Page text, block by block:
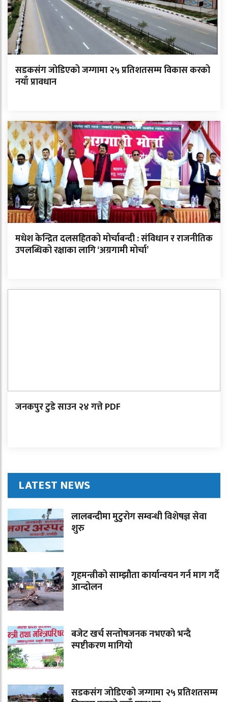
सडकसंग जोडिएको जग्गामा २५ प्रतिशतसम्म विकास करको
नयाँ प्रावधान
मधेश केन्द्रित दलसहितको मोर्चाबन्दी : संविधान र राजनीतिक
उपलब्धिको रक्षाका लागि ‘अग्रगामी मोर्चा’
जनकपुर टुडे साउन २४ गत्ते PDF
LATEST NEWS
लालबन्दीमा मुटुरोग सम्वन्धी विशेषज्ञ सेवा
शुरु
गृहमन्त्रीको साम्झौता कार्यान्वयन गर्न माग गर्दै
आन्दोलन
बजेट खर्च सन्तोषजनक नभएको भन्दै
स्पष्टीकरण मागियो
सडकसंग जोडिएको जग्गामा २५ प्रतिशतसम्म